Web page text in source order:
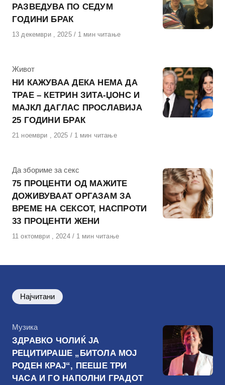
РАЗВЕДУВА ПО СЕДУМ
ГОДИНИ БРАК
Објавено
13 декември , 2025 1 мин читање
КАтегорија
Живот
НИ КАЖУВАА ДЕКА НЕМА ДА
ТРАЕ – КЕТРИН ЗИТА-ЏОНС И
МАЈКЛ ДАГЛАС ПРОСЛАВИЈА
25 ГОДИНИ БРАК
Објавено
21 ноември , 2025 1 мин читање
КАтегорија
Да збориме за секс
75 ПРОЦЕНТИ ОД МАЖИТЕ
ДОЖИВУВААТ ОРГАЗАМ ЗА
ВРЕМЕ НА СЕКСОТ, НАСПРОТИ
33 ПРОЦЕНТИ ЖЕНИ
Објавено
11 октомври , 2024 1 мин читање
Најчитани
КАтегорија
Музика
ЗДРАВКО ЧОЛИЌ ЈА
РЕЦИТИРАШЕ „БИТОЛА МОЈ
РОДЕН КРАЈ“, ПЕЕШЕ ТРИ
ЧАСА И ГО НАПОЛНИ ГРАДОТ